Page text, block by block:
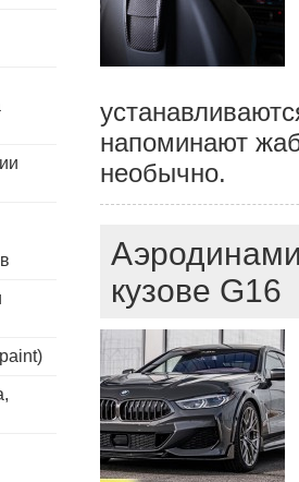
напоминают
необычно.
кузове G16